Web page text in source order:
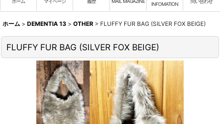
INFOMATION
ホーム > DEMENTIA 13 > OTHER > FLUFFY FUR BAG (SILVER FOX BEIGE)
FLUFFY FUR BAG (SILVER FOX BEIGE)